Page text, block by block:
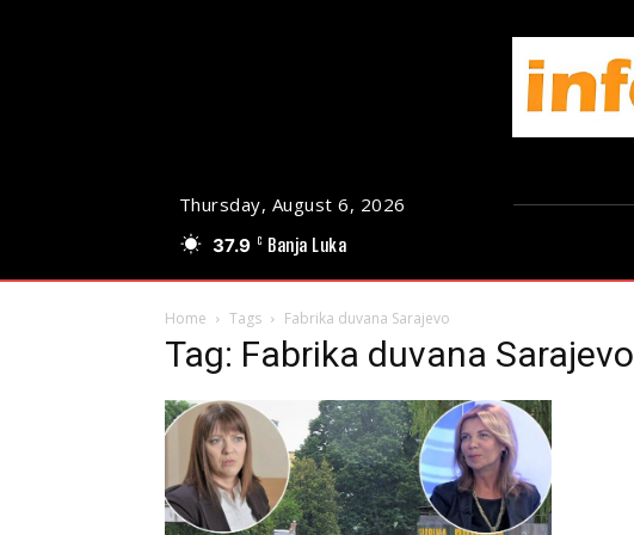
Thursday, August 6, 2026
37.9 C Banja Luka
Home Tags Fabrika duvana Sarajevo
Tag: Fabrika duvana Sarajevo